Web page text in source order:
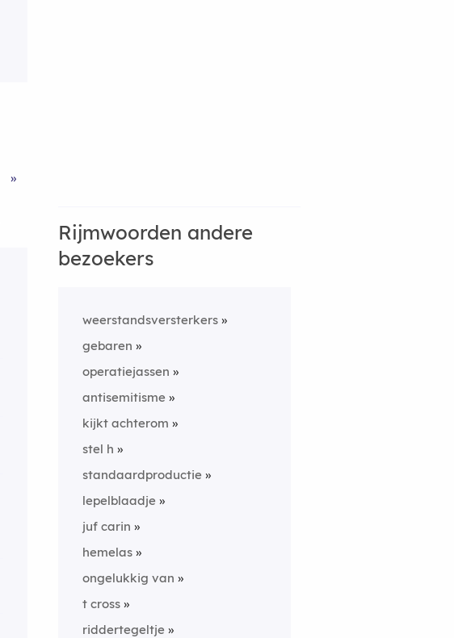
»
Rijmwoorden andere
bezoekers
weerstandsversterkers
gebaren
operatiejassen
antisemitisme
kijkt achterom
stel h
standaardproductie
lepelblaadje
juf carin
hemelas
ongelukkig van
t cross
riddertegeltje